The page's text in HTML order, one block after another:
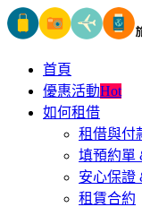
首頁
優惠活動Hot
如何租借
租借與付
填預約單
安心保證
租賃合約